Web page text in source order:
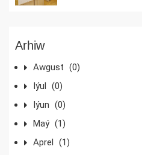
Arhiw
Awgust (0)
Iýul (0)
Iýun (0)
Maý (1)
Aprel (1)